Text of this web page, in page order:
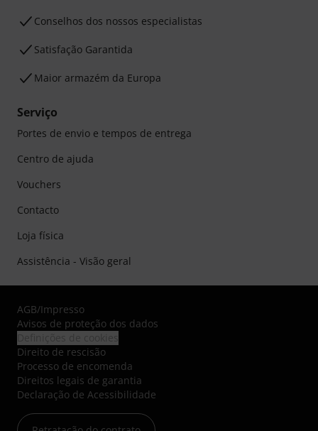
Conselhos dos nossos especialistas
Satisfação Garantida
Maior armazém da Europa
Serviço
Portes de envio e tempos de entrega
Centro de ajuda
Vouchers
Contacto
Loja física
Assistência - Visão geral
AGB/Impresso
Avisos de proteção dos dados
Direito de rescisão
Processo de encomenda
Direitos legais de garantia
Declaração de Acessibilidade